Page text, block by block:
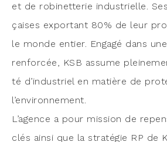
et de robi­net­te­rie indus­trielle.
çaises expor­tant 80% de leur
le monde entier. Enga­gé dans
ren­for­cée, KSB assume
té d’in­dus­triel en matière de
l’environnement.
L’a­gence a pour mis­sion de
clés ain­si que la stra­té­gie RP de